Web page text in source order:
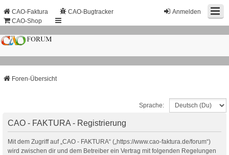
Anmelden
CAO-Faktura
CAO-Bugtracker
CAO-Shop
Foren-Übersicht
Sprache:
CAO - FAKTURA - Registrierung
Mit dem Zugriff auf „CAO - FAKTURA“ („https://www.cao-faktura.de/forum“)
wird zwischen dir und dem Betreiber ein Vertrag mit folgenden Regelungen